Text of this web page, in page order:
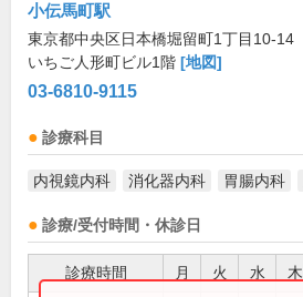
小伝馬町駅
東京都中央区日本橋堀留町1丁目10-14
いちご人形町ビル1階 [地図]
03-6810-9115
診療科目
内視鏡内科 消化器内科 胃腸内科
診療/受付時間・休診日
診療時間 月 火 水 木